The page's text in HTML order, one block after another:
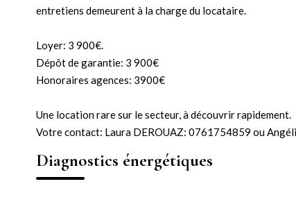
entretiens demeurent à la charge du locataire.
Loyer: 3 900€.
Dépôt de garantie: 3 900€
Honoraires agences: 3900€
Une location rare sur le secteur, à découvrir rapidement.
Votre contact: Laura DEROUAZ: 0761754859 ou
Diagnostics énergétiques